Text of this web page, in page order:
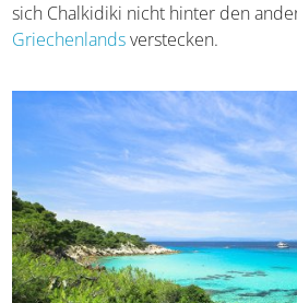
besuchen können. Damit muss sich
den anderenschönen Inseln